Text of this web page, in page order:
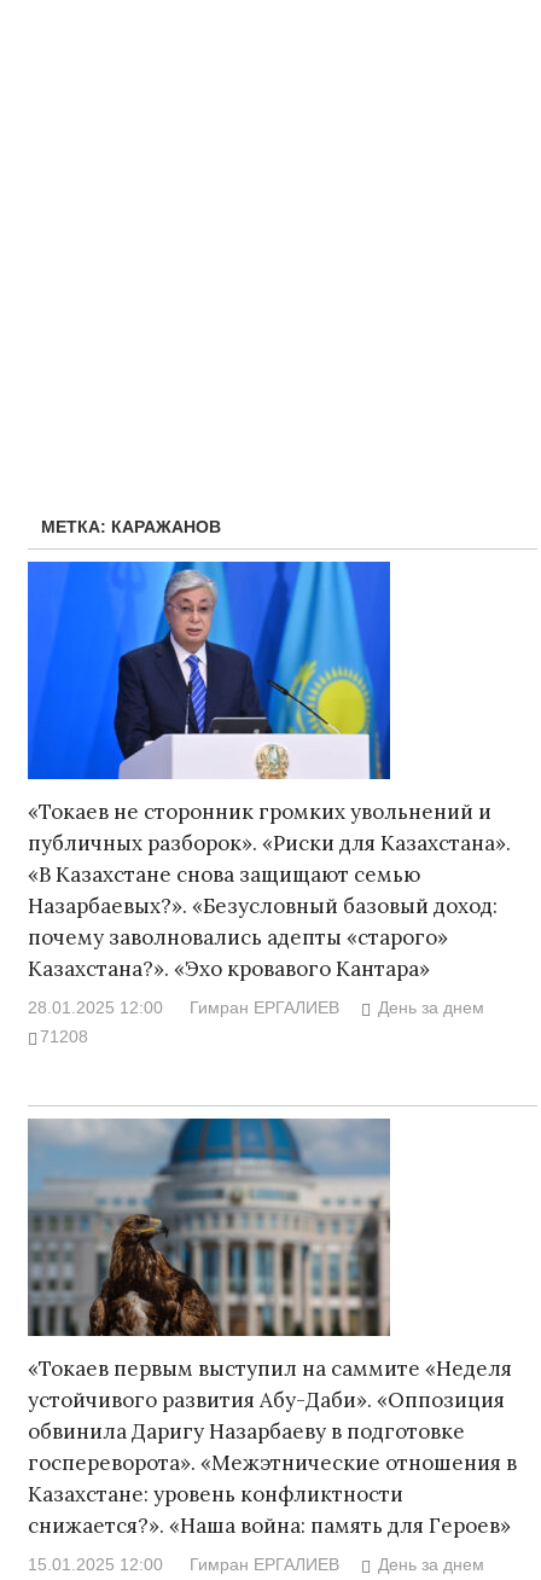
МЕТКА: КАРАЖАНОВ
«Токаев не сторонник громких увольнений и
публичных разборок». «Риски для Казахстана».
«В Казахстане снова защищают семью
Назарбаевых?». «Безусловный базовый доход:
почему заволновались адепты «старого»
Казахстана?». «Эхо кровавого Кантара»
28.01.2025 12:00 Гимран ЕРГАЛИЕВ
День за днем
71208
«Токаев первым выступил на саммите «Неделя
устойчивого развития Абу-Даби». «Оппозиция
обвинила Даригу Назарбаеву в подготовке
госпереворота». «Межэтнические отношения в
Казахстане: уровень конфликтности
снижается?». «Наша война: память для Героев»
15.01.2025 12:00 Гимран ЕРГАЛИЕВ
День за днем